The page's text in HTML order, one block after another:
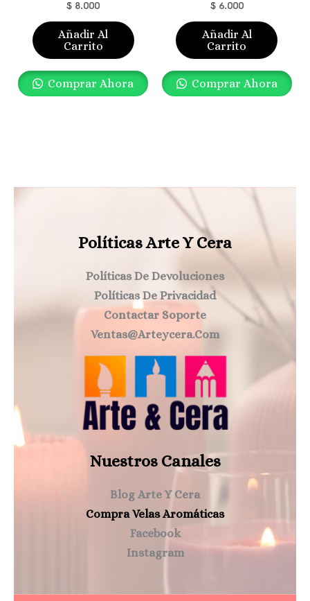
$ 8.000
Añadir Al
Carrito
Comprar Ahora
$6.000
Añadir Al
Carrito
Comprar Ahora
Políticas Arte Y Cera
Políticas De Devoluciones
Políticas De Privacidad
Contactar Soporte
Ventas@arteycera.com
Nuestros Canales
Blog Arte Y Cera
Compra Velas Aromáticas
Facebook
Instagram